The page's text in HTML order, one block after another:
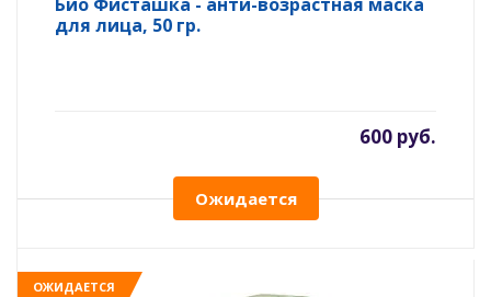
для лица, 50 гр.
600 руб.
Ожидается
ОЖИДАЕТСЯ